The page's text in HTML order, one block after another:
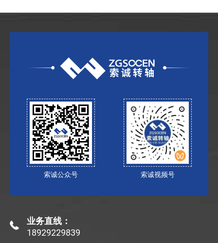
索诚公众号 索诚视频号
业务直线：
18929229839